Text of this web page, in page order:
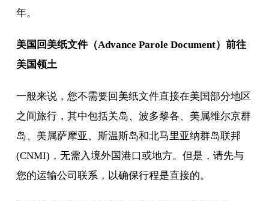
年。
美国回美纸文件（Advance Parole Document）前往
美国领土
一般来说，您不需要回美纸文件直接在美国部分地区
之间旅行，其中包括关岛、波多黎各、美属维尔京群
岛、美属萨摩亚、斯温斯岛和北马里亚纳群岛联邦
(CNMI)，无需入境外国港口或地方。但是，请先与
您的运输公司联系，以确保行程是直接的。